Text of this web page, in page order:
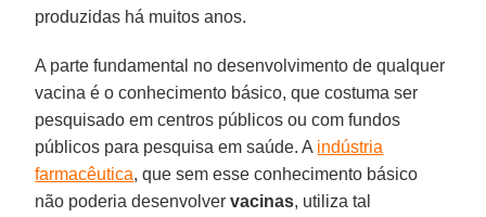
produzidas há muitos anos.
A parte fundamental no desenvolvimento de qualquer
vacina é o conhecimento básico, que costuma ser
pesquisado em centros públicos ou com fundos
públicos para pesquisa em saúde. A indústria
farmacêutica, que sem esse conhecimento básico
não poderia desenvolvervacinas, utiliza tal